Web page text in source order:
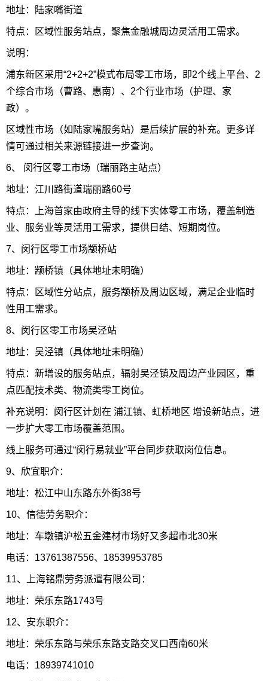
地址：陆家嘴街道
特点：区域性服务站点，聚焦金融城周边灵活用工需求。
说明：
浦东新区采用“2+2+2”模式布局零工市场，即2个线上平台、2
个综合市场（曹路、惠南）、2个行业市场（护理、家
政）。
区域性市场（如陆家嘴服务站）是后续扩展的补充。更多详
情可通过相关来源链接进一步查询。
6、 闵行区零工市场（瑞丽路主站点）
地址：江川路街道瑞丽路60号
特点：上海首家由政府主导的线下实体零工市场，覆盖制造
业、服务业等灵活用工需求，提供日结、短期岗位。
7、闵行区零工市场颛桥站
地址：颛桥镇（具体地址未明确）
特点：区域性分站点，服务颛桥及周边区域，满足企业临时
性用工需求。
8、闵行区零工市场吴泾站
地址：吴泾镇（具体地址未明确）
特点：新增设的服务站点，辐射吴泾镇及周边产业园区，重
点匹配技术类、物流类零工岗位。
补充说明：闵行区计划在 浦江镇、虹桥地区 增设新站点，进
一步扩大零工市场覆盖范围。
线上服务可通过“闵行易就业”平台同步获取岗位信息。
9、欣宜职介：
地址：松江中山东路东外街38号
10、信德劳务职介：
地址：车墩镇沪松五金建材市场好又多超市北30米
电话：13761387556、18539953785
11、上海铭鼎劳务派遣有限公司：
地址：荣乐东路1743号
12、安东职介：
地址：荣乐东路与荣乐东路支路交叉口西南60米
电话：18939741010